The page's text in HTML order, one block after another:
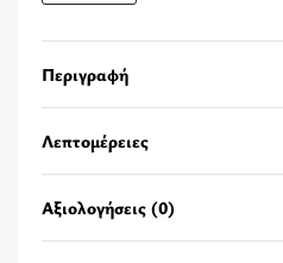
Περιγραφή
Λεπτομέρειες
Αξιολογήσεις (0)